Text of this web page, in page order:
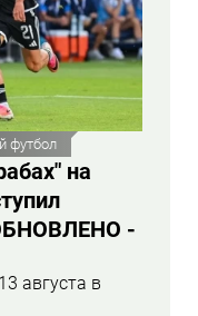
футбол
на
-
августа в